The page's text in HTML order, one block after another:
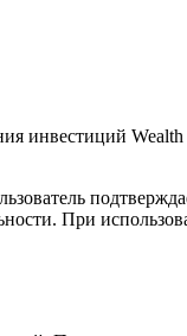
инвестиций
При